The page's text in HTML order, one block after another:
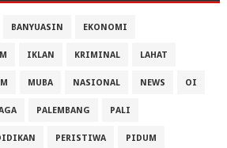
BANYUASIN EKONOMI
IKLAN KRIMINAL LAHAT
MUBA NASIONAL NEWS OI
PALEMBANG PALI
PERISTIWA PIDUM